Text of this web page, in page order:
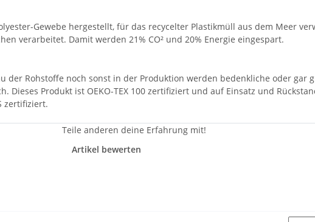
Gewebe hergestellt, für das recycelter Plastikmüll aus dem Meer
verarbeitet. Damit werden 21% CO² und 20% Energie eingespart.
der Rohstoffe noch sonst in der Produktion werden bedenkliche oder gar
Produkt ist OEKO-TEX 100 zertifiziert und auf Einsatz und
zertifiziert.
Teile anderen deine Erfahrung mit!
Artikel bewerten